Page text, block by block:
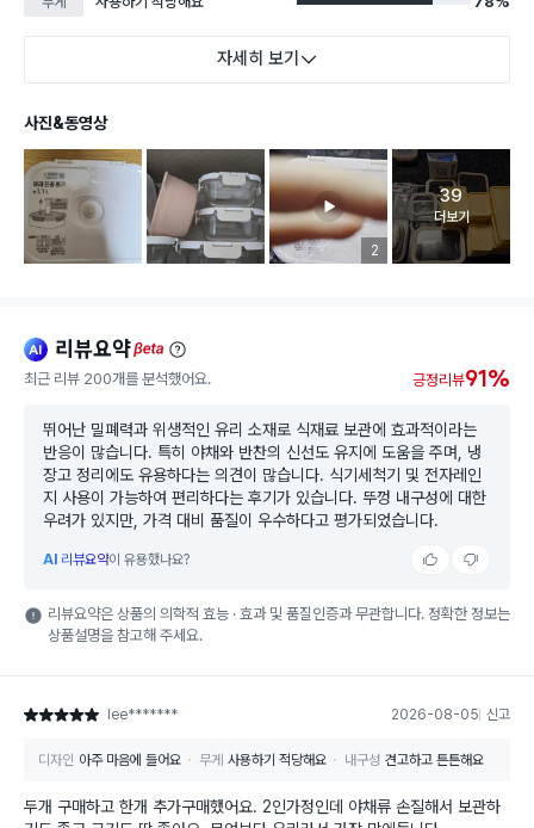
자세히 보기
사진&동영상
리뷰 이미지 등록 개수
2
고객 리뷰
39
더보기
ai 리뷰요약beta
최근 리뷰 200개를 분석했어요. 긍정리뷰91%
뛰어난 밀폐력과 위생적인 유리 소재로 식재료 보관에 효과적이라는
반응이 많습니다. 특히 야채와 반찬의 신선도 유지에 도움을 주며, 냉
장고 정리에도 유용하다는 의견이 많습니다. 식기세척기 및 전자레인
지 사용이 가능하여 편리하다는 후기가 있습니다. 뚜껑 내구성에 대한
우려가 있지만, 가격 대비 품질이 우수하다고 평가되었습니다.
AI 리뷰요약이 유용했나요?
리뷰요약은 상품의 의학적 효능 · 효과 및 품질인증과 무관합니다. 정확한 정보는
상품설명을 참고해 주세요.
별점 5점 lee******* 2026-08-05 신고
디자인 아주 마음에 들어요 무게 사용하기 적당해요 내구성 견고하고 튼튼해요
두개 구매하고 한개 추가구매했어요. 2인가정인데 야채류 손질해서 보관하